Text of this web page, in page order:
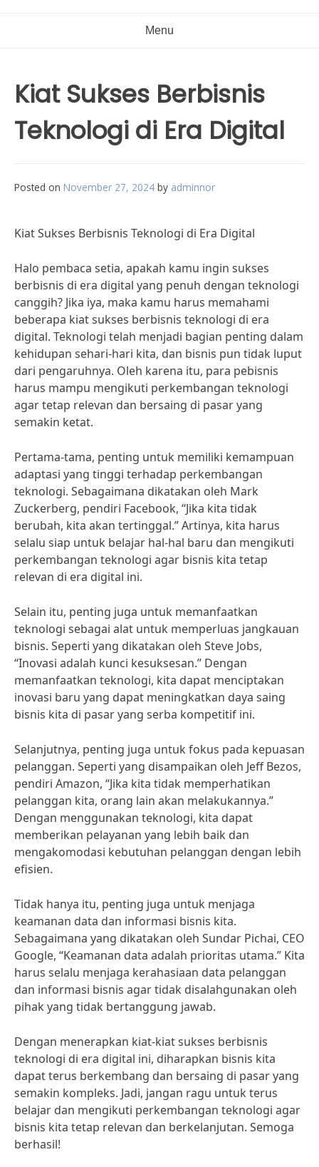
Menu
Kiat Sukses Berbisnis
Teknologi di Era Digital
Posted on November 27, 2024 by adminnor
Kiat Sukses Berbisnis Teknologi di Era Digital
Halo pembaca setia, apakah kamu ingin sukses
berbisnis di era digital yang penuh dengan teknologi
canggih? Jika iya, maka kamu harus memahami
beberapa kiat sukses berbisnis teknologi di era
digital. Teknologi telah menjadi bagian penting dalam
kehidupan sehari-hari kita, dan bisnis pun tidak luput
dari pengaruhnya. Oleh karena itu, para pebisnis
harus mampu mengikuti perkembangan teknologi
agar tetap relevan dan bersaing di pasar yang
semakin ketat.
Pertama-tama, penting untuk memiliki kemampuan
adaptasi yang tinggi terhadap perkembangan
teknologi. Sebagaimana dikatakan oleh Mark
Zuckerberg, pendiri Facebook, “Jika kita tidak
berubah, kita akan tertinggal.” Artinya, kita harus
selalu siap untuk belajar hal-hal baru dan mengikuti
perkembangan teknologi agar bisnis kita tetap
relevan di era digital ini.
Selain itu, penting juga untuk memanfaatkan
teknologi sebagai alat untuk memperluas jangkauan
bisnis. Seperti yang dikatakan oleh Steve Jobs,
“Inovasi adalah kunci kesuksesan.” Dengan
memanfaatkan teknologi, kita dapat menciptakan
inovasi baru yang dapat meningkatkan daya saing
bisnis kita di pasar yang serba kompetitif ini.
Selanjutnya, penting juga untuk fokus pada kepuasan
pelanggan. Seperti yang disampaikan oleh Jeff Bezos,
pendiri Amazon, “Jika kita tidak memperhatikan
pelanggan kita, orang lain akan melakukannya.”
Dengan menggunakan teknologi, kita dapat
memberikan pelayanan yang lebih baik dan
mengakomodasi kebutuhan pelanggan dengan lebih
efisien.
Tidak hanya itu, penting juga untuk menjaga
keamanan data dan informasi bisnis kita.
Sebagaimana yang dikatakan oleh Sundar Pichai, CEO
Google, “Keamanan data adalah prioritas utama.” Kita
harus selalu menjaga kerahasiaan data pelanggan
dan informasi bisnis agar tidak disalahgunakan oleh
pihak yang tidak bertanggung jawab.
Dengan menerapkan kiat-kiat sukses berbisnis
teknologi di era digital ini, diharapkan bisnis kita
dapat terus berkembang dan bersaing di pasar yang
semakin kompleks. Jadi, jangan ragu untuk terus
belajar dan mengikuti perkembangan teknologi agar
bisnis kita tetap relevan dan berkelanjutan. Semoga
berhasil!